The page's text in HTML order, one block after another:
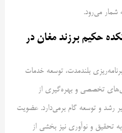
شمار می‌رود.
حکیم برزند مغان در
بلندمدت، توسعه خدمات
تخصصی و بهره‌گیری از
رشد و توسعه گام برمی‌دارد. عضویت
به تحقیق و نوآوری نیز بخشی از